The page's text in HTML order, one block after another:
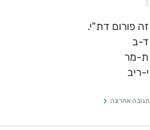
זה פורום דת"י.
ד-ב
ת-מר
י-ריב
תגובה אחרונה